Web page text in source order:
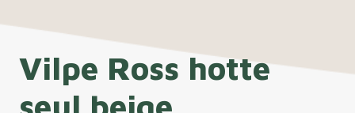
Vilpe Ross hotte
seul beige